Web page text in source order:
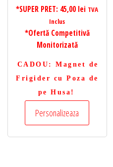
*SUPER PRET: 45,00 lei TVA
Inclus
*Ofertă Competitivă
Monitorizată
CADOU : Magnet de
Frigider cu Poza de
pe Husa!
Personalizeaza